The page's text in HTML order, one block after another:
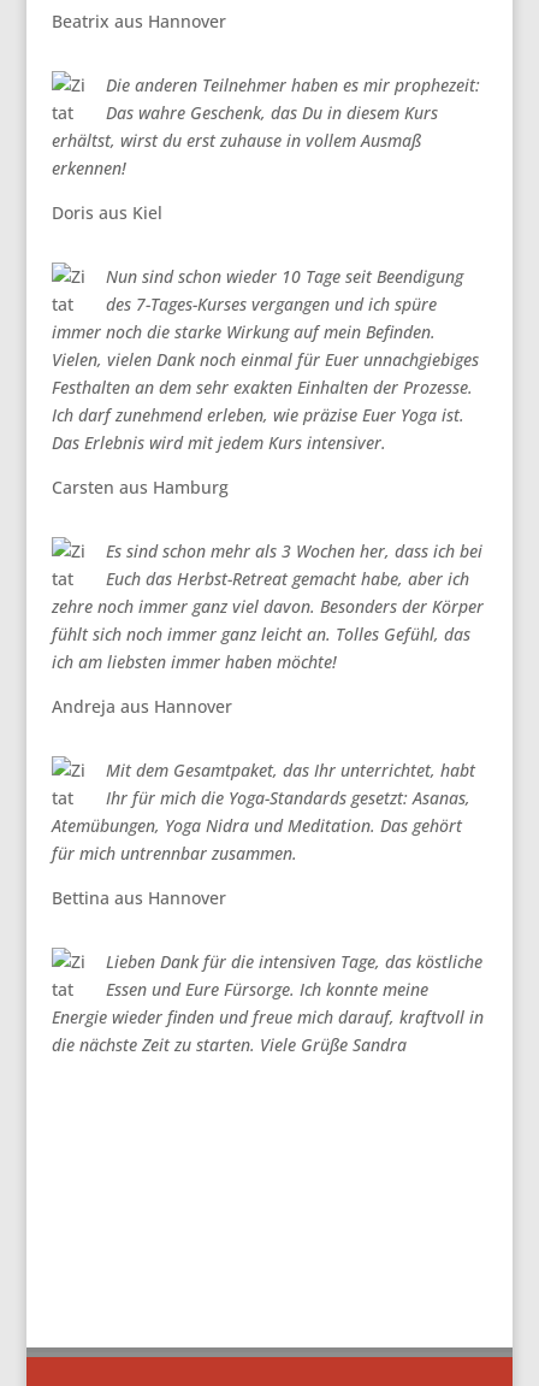
Beatrix aus Hannover
Die anderen Teilnehmer haben es mir prophezeit:
Das wahre Geschenk, das Du in diesem Kurs
erhältst, wirst du erst zuhause in vollem Ausmaß
erkennen!
Doris aus Kiel
Nun sind schon wieder 10 Tage seit Beendigung
des 7-Tages-Kurses vergangen und ich spüre
immer noch die starke Wirkung auf mein Befinden.
Vielen, vielen Dank noch einmal für Euer unnachgiebiges
Festhalten an dem sehr exakten Einhalten der Prozesse.
Ich darf zunehmend erleben, wie präzise Euer Yoga ist.
Das Erlebnis wird mit jedem Kurs intensiver.
Carsten aus Hamburg
Es sind schon mehr als 3 Wochen her, dass ich bei
Euch das Herbst-Retreat gemacht habe, aber ich
zehre noch immer ganz viel davon. Besonders der Körper
fühlt sich noch immer ganz leicht an. Tolles Gefühl, das
ich am liebsten immer haben möchte!
Andreja aus Hannover
Mit dem Gesamtpaket, das Ihr unterrichtet, habt
Ihr für mich die Yoga-Standards gesetzt: Asanas,
Atemübungen, Yoga Nidra und Meditation. Das gehört
für mich untrennbar zusammen.
Bettina aus Hannover
Lieben Dank für die intensiven Tage, das köstliche
Essen und Eure Fürsorge. Ich konnte meine
Energie wieder finden und freue mich darauf, kraftvoll in
die nächste Zeit zu starten. Viele Grüße Sandra